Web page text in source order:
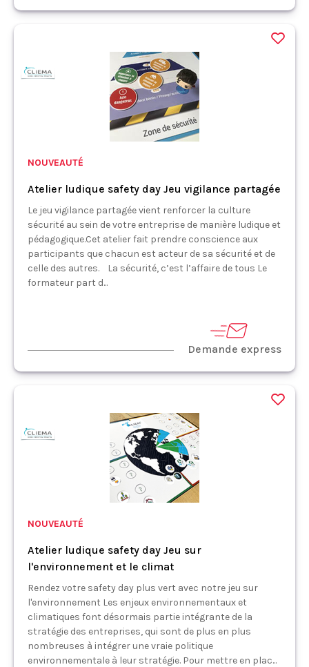
NOUVEAUTÉ
Atelier ludique safety day Jeu vigilance partagée
Le jeu vigilance partagée vient renforcer la culture
sécurité au sein de votre entreprise de manière ludique et
pédagogique.Cet atelier fait prendre conscience aux
participants que chacun est acteur de sa sécurité et de
celle des autres. La sécurité, c’est l’affaire de tous Le
formateur part d...
Demande express
NOUVEAUTÉ
Atelier ludique safety day Jeu sur
l'environnement et le climat
Rendez votre safety day plus vert avec notre jeu sur
l'environnement Les enjeux environnementaux et
climatiques font désormais partie intégrante de la
stratégie des entreprises, qui sont de plus en plus
nombreuses à intégrer une vraie politique
environnementale à leur stratégie. Pour mettre en plac...